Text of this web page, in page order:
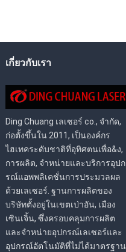
เกี่ยวกับเรา
Ding Chuang เลเซอร์ co., จำกัด,
ก่อตั้งขึ้นใน 2011, เป็นองค์กร
ไฮเทคระดับชาติที่อุทิศตนเพื่อ&ง,
การผลิต, จำหน่ายและบริการอุปก
รณ์แอพพลิเคชั่นการประมวลผล
ด้วยเลเซอร์. ฐานการผลิตของ
บริษัทตั้งอยู่ในเขตเป่าอัน, เมือง
เซินเจิ้น, ซึ่งครอบคลุมการผลิต
และจำหน่ายอุปกรณ์เลเซอร์และ
อุปกรณ์อัตโนมัติที่ไม่ได้มาตรฐาน.